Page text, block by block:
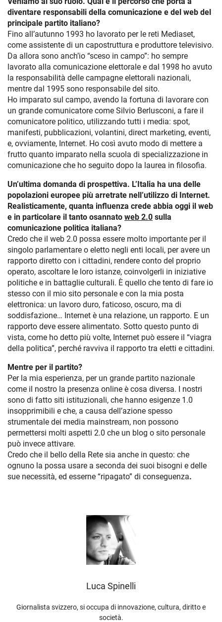
diventare responsabili della comunicazione e del web del
principale partito italiano?
Fino all’autunno 1993 ho lavorato per le reti Mediaset,
come assistente di un capostruttura e produttore televisivo.
Da allora sono anch’io “sceso in campo”: ho sempre
lavorato alla comunicazione elettorale e dal 1998 ho avuto
la responsabilità delle campagne elettorali nazionali,
mentre dal 1995 sono responsabile del sito.
Ho imparato sul campo, avendo la fortuna di lavorare con
un grande comunicatore come Silvio Berlusconi, a fare il
comunicatore politico, utilizzando tutti i media: spot,
manifesti, pubblicazioni, volantini, direct marketing, eventi,
e, ovviamente, Internet. Ho così avuto modo di mettere a
frutto quanto imparato nella scuola di specializzazione in
comunicazione che ho seguito dopo la laurea in filosofia.
Un’ultima domanda di prospettiva. L’Italia ha una delle
popolazioni europee più arretrate nell’utilizzo di Internet.
Realisticamente, quanta influenza crede abbia oggi il web
e in particolare il tanto osannato web 2.0 sulla
comunicazione politica italiana?
Credo che il web 2.0 possa essere molto importante per il
singolo parlamentare o eletto negli enti locali, per avere un
rapporto diretto con i cittadini, rendere conto del proprio
operato, ascoltare le loro istanze, coinvolgerli in iniziative
politiche e in battaglie culturali. È quello che tento di fare io
stesso con il mio sito personale e con la mia posta
elettronica: un lavoro duro, faticoso, oscuro, ma di
soddisfazione… Internet è una relazione, un rapporto. E un
rapporto deve essere alimentato. Sotto questo punto di
vista, come ho detto più volte, Internet può essere il “viagra
della politica”, perché ravviva il rapporto tra eletti e cittadini.
Mentre per il partito?
Per la mia esperienza, per un grande partito nazionale
come il nostro la presenza online è cosa diversa. I nostri
sono di fatto siti istituzionali, che hanno esigenze 1.0
insopprimibili e che, a causa dell’azione spesso
strumentale dei media mainstream, non possono
permettersi molti aspetti 2.0 che un blog o sito personale
può invece attivare.
Credo che il bello della Rete sia anche in questo: che
ognuno la possa usare a seconda dei suoi bisogni e delle
sue necessità, ed esserne “ripagato” di conseguenza.
Luca‎ Spinelli
Giornalista svizzero, si occupa di innovazione, cultura, diritto e
società.